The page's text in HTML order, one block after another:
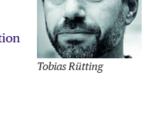
Tobias Rütting